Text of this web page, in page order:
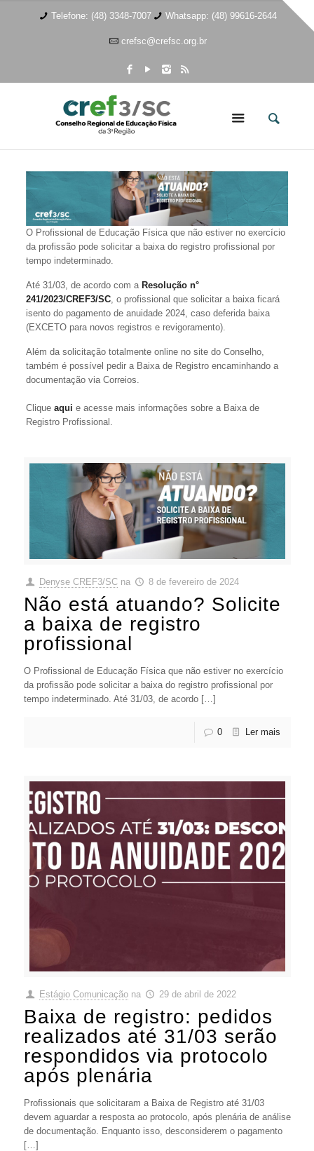
Telefone: (48) 3348-7007 Whatsapp: (48) 99616-2644
crefsc@crefsc.org.br
O Profissional de Educação Física que não estiver no exercício
da profissão pode solicitar a baixa do registro profissional por
tempo indeterminado.
Até 31/03, de acordo com a Resolução n°
241/2023/CREF3/SC, o profissional que solicitar a baixa ficará
isento do pagamento de anuidade 2024, caso deferida baixa
(EXCETO para novos registros e revigoramento).
Além da solicitação totalmente online no site do Conselho,
também é possível pedir a Baixa de Registro encaminhando a
documentação via Correios.
Cliqueaqui e acesse mais informações sobre a Baixa de
Registro Profissional.
Denyse CREF3/SC na 8 de fevereiro de 2024
Não está atuando? Solicite
a baixa de registro
profissional
O Profissional de Educação Física que não estiver no exercício
da profissão pode solicitar a baixa do registro profissional por
tempo indeterminado. Até 31/03, de acordo […]
0 Ler mais
Estágio Comunicação na 29 de abril de 2022
Baixa de registro: pedidos
realizados até 31/03 serão
respondidos via protocolo
após plenária
Profissionais que solicitaram a Baixa de Registro até 31/03
devem aguardar a resposta ao protocolo, após plenária de análise
de documentação. Enquanto isso, desconsiderem o pagamento
[…]